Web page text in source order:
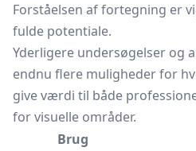
Forståelsen af fortegning er
fulde potentiale.
Yderligere undersøgelser og
endnu flere muligheder for
give værdi til både
for visuelle områder.
Brug